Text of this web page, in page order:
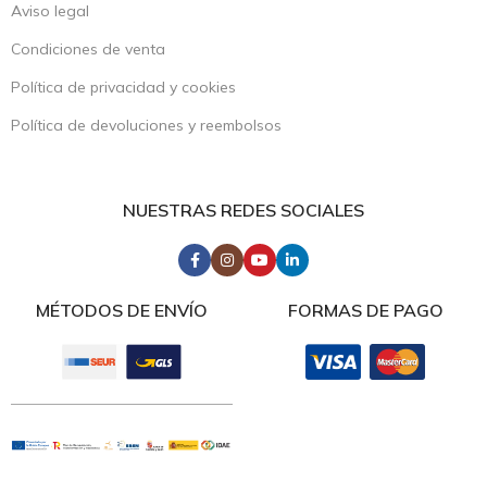
Aviso legal
Condiciones de venta
Política de privacidad y cookies
Política de devoluciones y reembolsos
FORMAS DE PAGO
MÉTODOS DE ENVÍO
NUESTRAS REDES SOCIALES